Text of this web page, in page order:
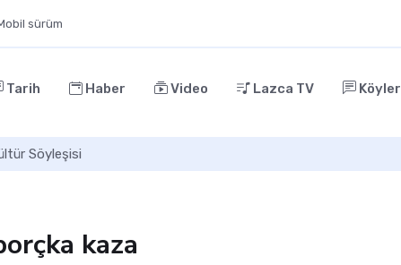
sürüm
Tarih Haber Video Lazca TV Köyler
Söyleşisi
kaza